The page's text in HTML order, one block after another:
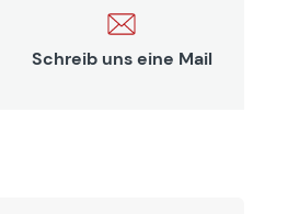
Schreib uns eine Mail